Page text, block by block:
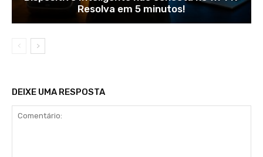
Resolva em 5 minutos!
DEIXE UMA RESPOSTA